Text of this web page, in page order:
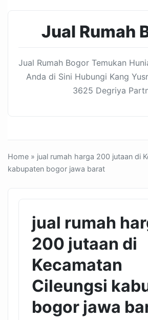
Jual Rumah
Jual Rumah Bogor Temukan
Anda di Sini Hubungi Kang
3625 Degriya
Home » jual rumah harga 200 jutaan di
kabupaten bogor jawa barat
jual rumah
200 jutaan di
Kecamatan
Cileungsi
bogor jawa